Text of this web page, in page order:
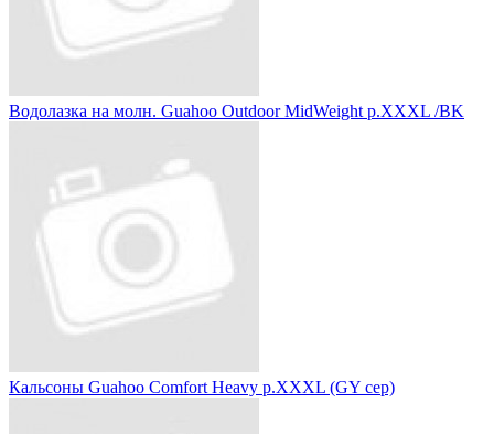
Водолазка на молн. Guahoo Outdoor MidWeight р.XXXL /BK
Кальсоны Guahoo Comfort Heavy р.XXXL (GY сер)